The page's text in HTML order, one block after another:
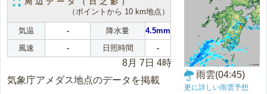
（ポイントから 10 km地点）
気温 - 降水量
4.5mm
風速
- 日照時間 -
8月 7日 4時
気象庁アメダス地点のデータを掲載
雨雲(04:45)
更に詳しい雨雲予想